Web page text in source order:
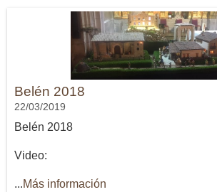
Belén 2018
22/03/2019
Belén 2018
Video:
...Más información